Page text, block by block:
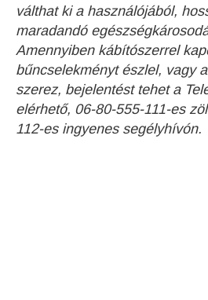
válthat ki a használójából,
maradandó
Amennyiben kábítószerrel
bűncselekményt észlel, vagy
szerez, bejelentést tehet a
elérhető, 06-80-555-111-es
112-es ingyenes segélyhívón.